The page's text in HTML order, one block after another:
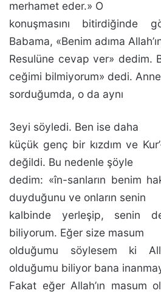
merhamet eder.» O
konuşmasını bitirdiğinde
Babama, «Benim adıma
Resulüne cevap ver» dedim.
ceğimi bilmiyorum» dedi.
sorduğumda, o da aynı
3eyi söyledi. Ben ise daha
küçük genç bir kızdım ve
değildi. Bu nedenle şöyle
dedim: «în-sanların benim
duyduğunu ve on­ların senin
kalbinde yerleşip, senin de
biliyorum. Eğer size masum
olduğumu söylesem ki
olduğumu biliyor bana
Fakat eğer Allah’ın masum